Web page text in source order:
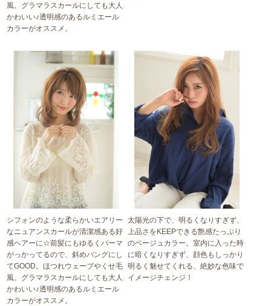
風、グラマラスカールにしても大人
かわいい♪透明感のあるルミエール
カラーがオススメ。
シフォンのような柔らかいエアリー
なニュアンスカールが清潔感ある好
感ヘアーに☆前髪にもゆるくパーマ
がっかってるので、斜めバングにし
てGOOD。ほつれウェーブやくせ毛
風、グラマラスカールにしても大人
かわいい♪透明感のあるルミエール
カラーがオススメ。
太陽光の下で、明るくなりすぎず、
上品さをKEEPできる艶感たっぷり
のベージュカラー。室内に入った時
に暗くなりすぎず、顔色もしっかり
明るく魅せてくれる、絶妙な色味で
イメージチェンジ！